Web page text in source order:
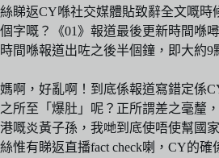
絲睇返CY喺社交媒體貼致辭全文嘅時
個字嘅？《01》報道最後更新時間喺
時間喺報道出咗之後半個鐘，即大約9
媽啊，好亂啊！到底係報道寫錯定係
之所至「爆肚」呢？正所謂差之毫釐
港嘅炎黃子孫，我哋到底使唔使幫國
絲惟有睇返直播fact check喇，CY的